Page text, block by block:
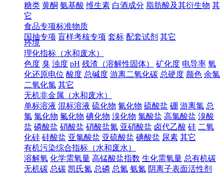
糖类 黄酮 氨基酸 维生素 白酒成分 脂肪酸及其衍生物 其
它
食品专项标准物质
国抽专项 盲样考核专项 套标 配套试剂 其它
环境
理化指标（水和废水）
色度 臭 浊度 pH 残渣（溶解性固体） 矿化度 电导率 氧
化还原电位 酸度 总碱度 游离二氧化碳 总硬度 颜色 余氯
二氧化氯 其它
无机非金属（水和废水）
单标溶液 混标溶液 硫化物 氰化物 硫酸盐 硼 游离氯 总
氯 氯化物 氟化物 碘化物 溴化物 氯酸盐 高氯酸盐 溴酸
盐 磷酸盐 硝酸盐 硝酸盐氮 亚硝酸盐 卤代乙酸 硅 二氧
化硅 硅酸盐 亚氯酸盐 亚硫酸盐 碘酸盐 尿素 其它
有机污染综合指标（水和废水）
溶解氧 化学需氧量 高锰酸盐指数 生化需氧量 总有机碳
无机碳 总碳 凯氏氮 总磷 总氮 氨氮 阴离子表面活性剂